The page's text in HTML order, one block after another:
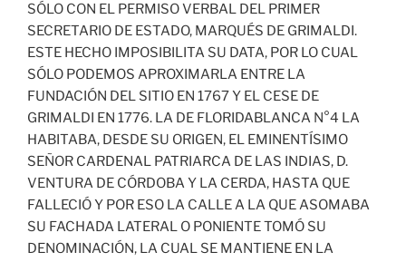
SÓLO CON EL PERMISO VERBAL DEL PRIMER
SECRETARIO DE ESTADO, MARQUÉS DE GRIMALDI.
ESTE HECHO IMPOSIBILITA SU DATA, POR LO CUAL
SÓLO PODEMOS APROXIMARLA ENTRE LA
FUNDACIÓN DEL SITIO EN 1767 Y EL CESE DE
GRIMALDI EN 1776. LA DE FLORIDABLANCA N°4 LA
HABITABA, DESDE SU ORIGEN, EL EMINENTÍSIMO
SEÑOR CARDENAL PATRIARCA DE LAS INDIAS, D.
VENTURA DE CÓRDOBA Y LA CERDA, HASTA QUE
FALLECIÓ Y POR ESO LA CALLE A LA QUE ASOMABA
SU FACHADA LATERAL O PONIENTE TOMÓ SU
DENOMINACIÓN, LA CUAL SE MANTIENE EN LA